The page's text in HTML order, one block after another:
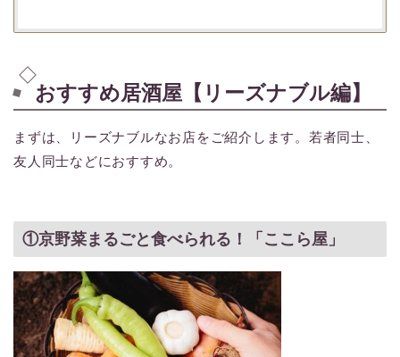
おすすめ居酒屋【リーズナブル編】
まずは、リーズナブルなお店をご紹介します。若者同士、
友人同士などにおすすめ。
①京野菜まるごと食べられる！「ここら屋」